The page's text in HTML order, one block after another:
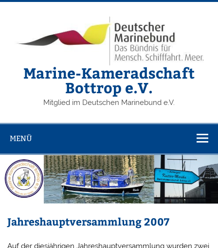
Zum
Marine-Kameradschaft
Bottrop e.V.
Mitglied im Deutschen Marinebund e.V.
MENÜ
Jahreshauptversammlung 2007
Auf der diesjährigen Jahreshauptversammlung wurden zwei